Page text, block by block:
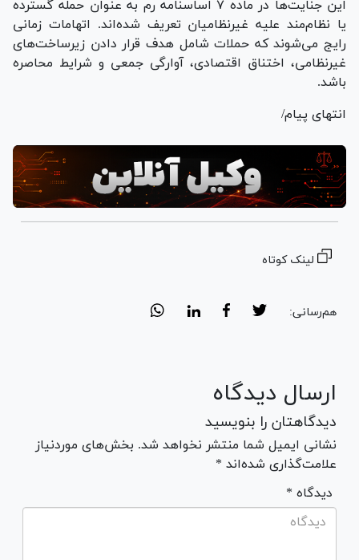
این جنایت‌ها در ماده ۷ اساسنامه رم به عنوان حمله گسترده
یا نظام‌مند علیه غیرنظامیان تعریف شده‌اند. اتهامات زمانی
رایج می‌شوند که حملات شامل هدف قرار دادن زیرساخت‌های
غیرنظامی، اختناق اقتصادی، آوارگی جمعی و شرایط محاصره
باشد.
انتهای پیام/
لینک کوتاه
هم‌رسانی:
ارسال دیدگاه
دیدگاهتان را بنویسید
نشانی ایمیل شما منتشر نخواهد شد. بخش‌های موردنیاز
علامت‌گذاری شده‌اند *
* دیدگاه